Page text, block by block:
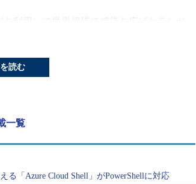
対策を何度も取り上げています。
心してはいけない――いま一度、見直すべ
んどうず日記：第95回）
およびクラシックポータルのギャラリ
読む
一覧
る「Azure Cloud Shell」がPowerShellに対応